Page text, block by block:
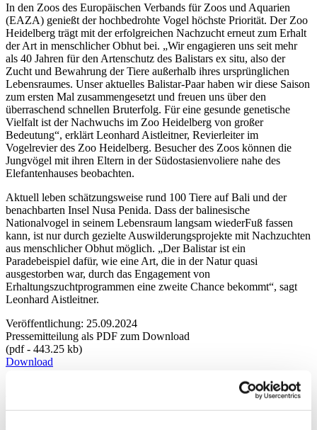
In den Zoos des Europäischen Verbands für Zoos und Aquarien
(EAZA) genießt der hochbedrohte Vogel höchste Priorität. Der Zoo
Heidelberg trägt mit der erfolgreichen Nachzucht erneut zum Erhalt
der Art in menschlicher Obhut bei. „Wir engagieren uns seit mehr
als 40 Jahren für den Artenschutz des Balistars ex situ, also der
Zucht und Bewahrung der Tiere außerhalb ihres ursprünglichen
Lebensraumes. Unser aktuelles Balistar-Paar haben wir diese Saison
zum ersten Mal zusammengesetzt und freuen uns über den
überraschend schnellen Bruterfolg. Für eine gesunde genetische
Vielfalt ist der Nachwuchs im Zoo Heidelberg von großer
Bedeutung“, erklärt Leonhard Aistleitner, Revierleiter im
Vogelrevier des Zoo Heidelberg. Besucher des Zoos können die
Jungvögel mit ihren Eltern in der Südostasienvoliere nahe des
Elefantenhauses beobachten.
Aktuell leben schätzungsweise rund 100 Tiere auf Bali und der
benachbarten Insel Nusa Penida. Dass der balinesische
Nationalvogel in seinem Lebensraum langsam wiederFuß fassen
kann, ist nur durch gezielte Auswilderungsprojekte mit Nachzuchten
aus menschlicher Obhut möglich. „Der Balistar ist ein
Paradebeispiel dafür, wie eine Art, die in der Natur quasi
ausgestorben war, durch das Engagement von
Erhaltungszuchtprogrammen eine zweite Chance bekommt“, sagt
Leonhard Aistleitner.
Veröffentlichung: 25.09.2024
Pressemitteilung als PDF zum Download
(pdf - 443.25 kb)
Download